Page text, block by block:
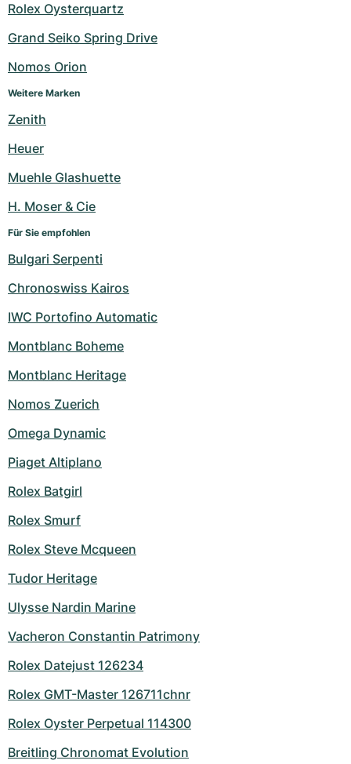
Rolex Oysterquartz
Grand Seiko Spring Drive
Nomos Orion
Weitere Marken
Zenith
Heuer
Muehle Glashuette
H. Moser & Cie
Für Sie empfohlen
Bulgari Serpenti
Chronoswiss Kairos
IWC Portofino Automatic
Montblanc Boheme
Montblanc Heritage
Nomos Zuerich
Omega Dynamic
Piaget Altiplano
Rolex Batgirl
Rolex Smurf
Rolex Steve Mcqueen
Tudor Heritage
Ulysse Nardin Marine
Vacheron Constantin Patrimony
Rolex Datejust 126234
Rolex GMT-Master 126711chnr
Rolex Oyster Perpetual 114300
Breitling Chronomat Evolution